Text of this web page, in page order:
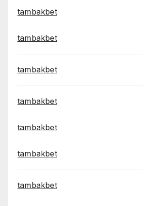
tambakbet
tambakbet
tambakbet
tambakbet
tambakbet
tambakbet
tambakbet